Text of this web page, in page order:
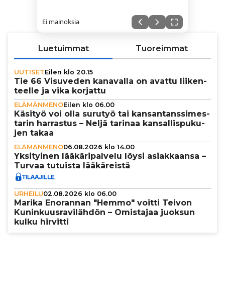
Ei mainoksia
Luetuimmat Tuoreimmat
UUTISETEilen klo 20.15
Tie 66 Visuveden kanavalla on avattu lii­ken­
teelle ja vika korjattu
ELÄMÄNMENOEilen klo 06.00
Käsityö voi olla surutyö tai kan­san­tans­si­mes­
ta­rin harrastus – Neljä tarinaa kan­sal­lis­pu­ku­
jen takaa
ELÄMÄNMENO06.08.2026 klo 14.00
Yksi­tyi­nen lää­kä­ri­pal­velu löysi asi­ak­kaansa –
Turvaa tutuista lää­kä­reistä
URHEILU02.08.2026 klo 06.00
Marika Enorannan "Hemmo" voitti Teivon
Kunin­kuus­ra­vi­läh­dön – Omistajaa juoksun
kulku hirvitti